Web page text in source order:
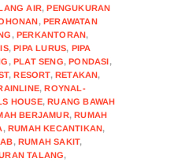
AIR,PENGUKURAN
,PERAWATAN
,PERKANTORAN,
,PIPA LURUS, PIPA
,PLAT SENG,PONDASI,
,RESORT,RETAKAN,
,ROYNAL-
HOUSE,RUANG BAWAH
BERJAMUR,RUMAH
,RUMAH KECANTIKAN,
,RUMAH SAKIT,
TALANG,